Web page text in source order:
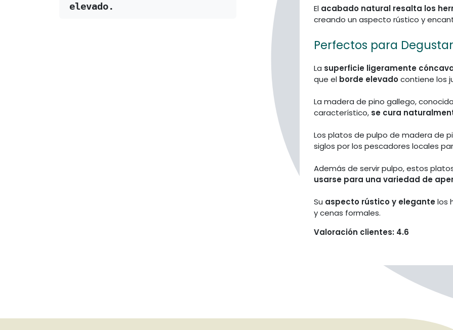
elevado.
El acabado natural resalta los
creando un aspecto rústico y
Perfectos para
La superficie ligeramente
que el borde elevadocontiene los
La madera de pino gallego,
característico, se cura
Los platos de pulpo de madera de
siglos por los pescadores locales
Además de servir pulpo, estos
usarse para una variedad de
Su aspecto rústico y elegantelos
y cenas formales.
Valoración clientes: 4.6